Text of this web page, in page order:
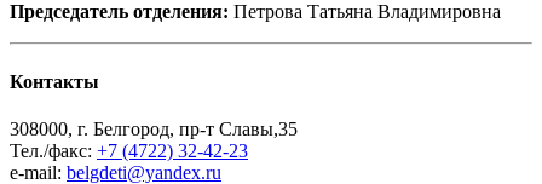
Председатель отделения: Петрова Татьяна Владимировна
Контакты
308000, г. Белгород, пр-т Славы,35
Тел./факс: +7 (4722) 32-42-23
e-mail: belgdeti@yandex.ru